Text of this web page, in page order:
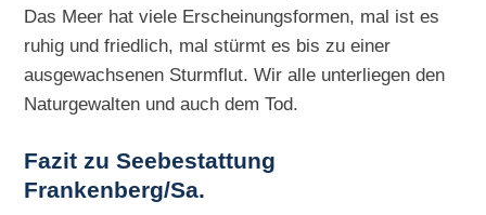
Das Meer hat viele Erscheinungsformen, mal ist es
ruhig und friedlich, mal stürmt es bis zu einer
ausgewachsenen Sturmflut. Wir alle unterliegen den
Naturgewalten und auch dem Tod.
Fazit zu Seebestattung
Frankenberg/Sa.